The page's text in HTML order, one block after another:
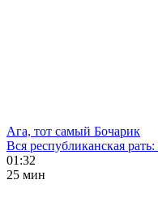
Ага, тот самый Бочарик
Вся республиканская
01:32
25 мин